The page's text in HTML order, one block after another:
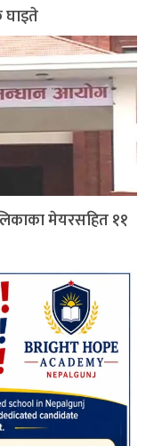
घाइते
मेयरसहित ११